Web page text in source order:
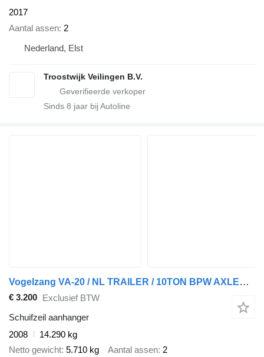
2017
Aantal assen 2
Nederland, Elst
Troostwijk Veilingen B.V.
Sinds 8 jaar bij Autoline
Vogelzang VA-20 / NL TRAILER / 10TON BPW AXLES / ALCOA / 2008
€ 3.200
Exclusief BTW
Schuifzeil aanhanger
2008
14.290 kg
Netto gewicht 5.710 kg Aantal assen 2